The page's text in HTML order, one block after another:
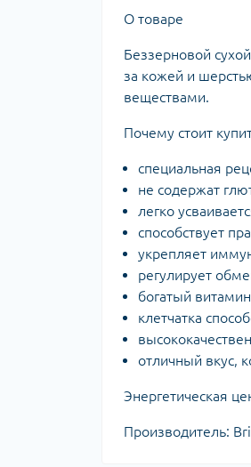
О товаре
Беззерновой
за кожей и
веществами.
Почему стоит
специальная
не содержат
легко
способствует
укрепляет
регулирует
богатый
клетчатка
отличный вкус,
Энергетическая
Производитель: